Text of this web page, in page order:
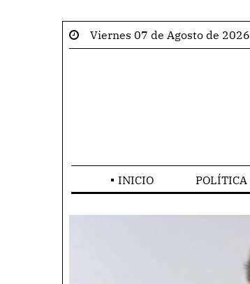
Viernes 07 de Agosto de 2026
INICIO POLÍTICA